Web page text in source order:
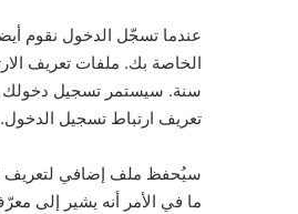
عندما تسجّل الدخول نقوم
الخاصة بك. ملفات تعريف
سنة. سيستمر تسجيل دخولك
تعريف ارتباط تسجيل الدخول.
سيُحفظ ملف إضافي لتعريف
ما في الأمر أنه يشير إلى